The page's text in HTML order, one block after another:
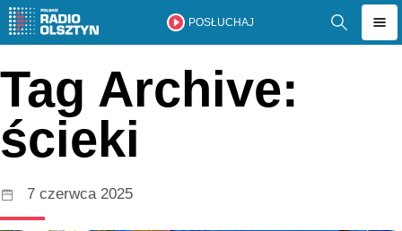
POSŁUCHAJ
Tag Archive:
ścieki
7 czerwca 2025